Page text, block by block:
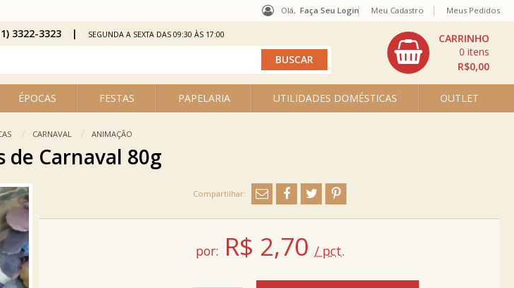
Olá, Faça Seu Login
ÉPOCAS FESTAS PAPELARIA UTILIDADES DOMÉSTICAS OUTLET
R$0,00
0
Meu Cadastro Meus Pedidos
3322-3323 SEGUNDA A SEXTA DAS 09:30 ÀS 17:00
CARNAVAL ANIMAÇÃO
de Carnaval 80g
por: R$ 2,70 / pct.